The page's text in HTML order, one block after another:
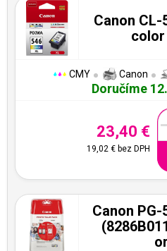
Canon CL-
CMY Canon
Doručíme
23,40 €
19,02 € bez DPH
-
Canon PG-